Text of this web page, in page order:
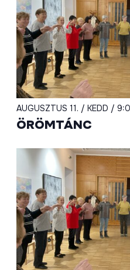
AUGUSZTUS 11. / KEDD /
ÖRÖMTÁNC